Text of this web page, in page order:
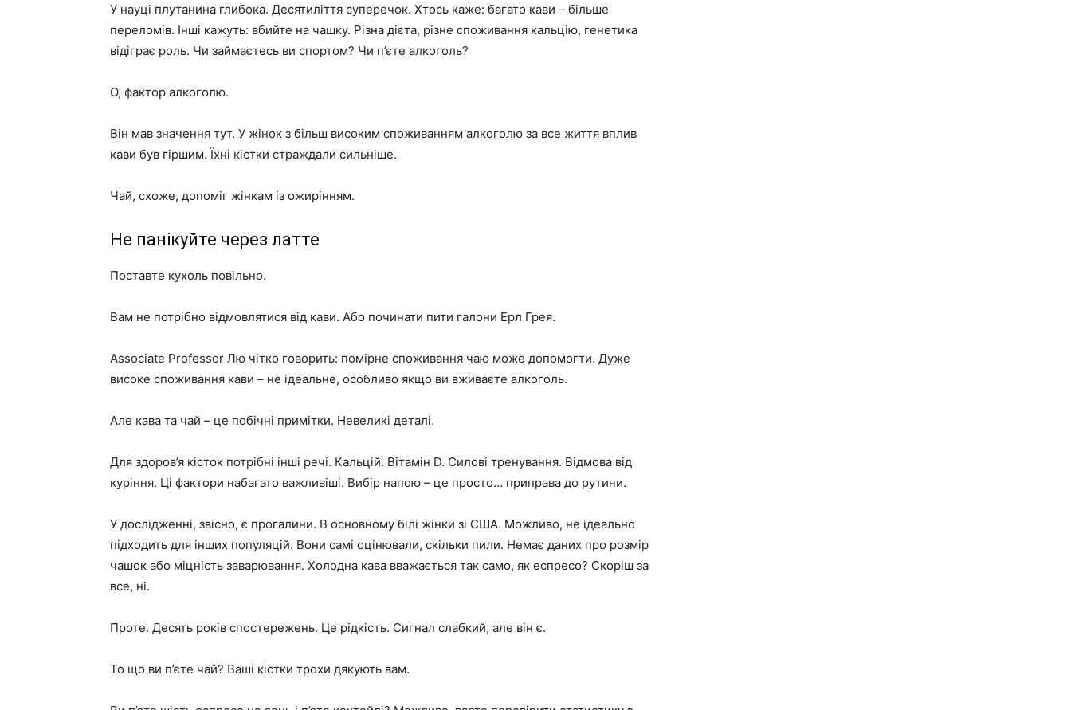
У науці плутанина глибока. Десятиліття суперечок. Хтось каже: багато кави – більше
переломів. Інші кажуть: вбийте на чашку. Різна дієта, різне споживання кальцію, генетика
відіграє роль. Чи займаєтесь ви спортом? Чи п’єте алкоголь?
О, фактор алкоголю.
Він мав значення тут. У жінок з більш високим споживанням алкоголю за все життя вплив
кави був гіршим. Їхні кістки страждали сильніше.
Чай, схоже, допоміг жінкам із ожирінням.
Не панікуйте через латте
Поставте кухоль повільно.
Вам не потрібно відмовлятися від кави. Або починати пити галони Ерл Грея.
Associate Professor Лю чітко говорить: помірне споживання чаю може допомогти. Дуже
високе споживання кави – не ідеальне, особливо якщо ви вживаєте алкоголь.
Але кава та чай – це побічні примітки. Невеликі деталі.
Для здоров’я кісток потрібні інші речі. Кальцій. Вітамін D. Силові тренування. Відмова від
куріння. Ці фактори набагато важливіші. Вибір напою – це просто… приправа до рутини.
У дослідженні, звісно, ​​є прогалини. В основному білі жінки зі США. Можливо, не ідеально
підходить для інших популяцій. Вони самі оцінювали, скільки пили. Немає даних про розмір
чашок або міцність заварювання. Холодна кава вважається так само, як еспресо? Скоріш за
все, ні.
Проте. Десять років спостережень. Це рідкість. Сигнал слабкий, але він є.
То що ви п’єте чай? Ваші кістки трохи дякують вам.